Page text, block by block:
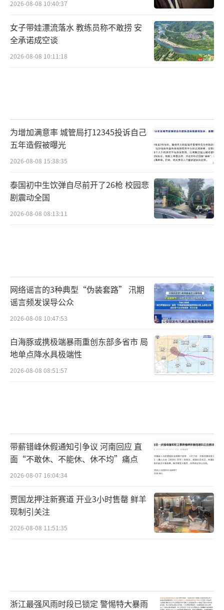
2026-08-08 10:40:37
女子带娃漂流落水 教练员称不敢捞 安
全承诺成空谈
2026-08-08 10:11:18
为增加满意率 城管局打12345投诉自己
五年造假被曝光
2026-08-08 15:38:35
泰国初中生饮弹自尽前开了26枪 校园悲
剧震动全国
2026-08-08 08:13:11
网络谣言的3种典型“伪装套路” 汛期
谣言频发误导公众
2026-08-08 10:47:53
白海豚或携极端暴雨重创东部多省市 局
地单点降水具极端性
2026-08-08 08:51:57
带薪错峰休假通知引争议 河南回应 直
面“不敢休、不能休、休不均”痛点
2026-08-07 16:04:34
贾国龙押注新赛道 开业3小时售罄 鲜羊
现制引关注
2026-08-08 11:51:35
浙江最强风雨时段已锁定 警惕特大暴雨